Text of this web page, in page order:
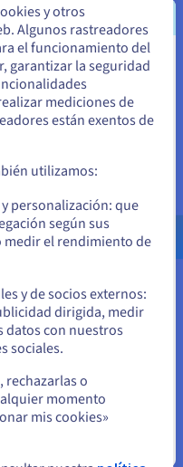
& Analytics en
unificada,
usuarios.
una plataforma
tus algoritmos en
servicios cloud en
en Estados
Unidos, deberá buscar
USD - $
y otros
Algunos rastreadores
el funcionamiento del
garantizar la seguridad
mediciones de
están exentos de
utilizamos:
personalización: que
según sus
medir el rendimiento de
y de socios externos:
dirigida, medir
datos con nuestros
sociales.
rechazarlas o
momento
mis cookies»